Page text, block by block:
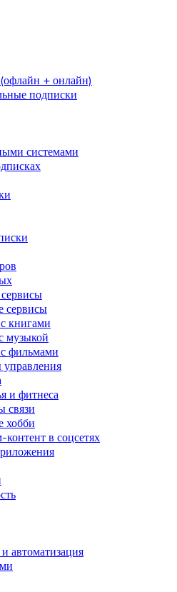
+ онлайн)
подписки
системами
сервисы
книгами
музыкой
фильмами
и фитнеса
связи
хобби
в соцсетях
автоматизация